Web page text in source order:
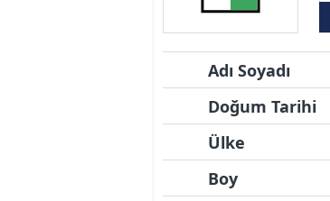
Adı Soyadı
Doğum Tarihi
Ülke
Boy